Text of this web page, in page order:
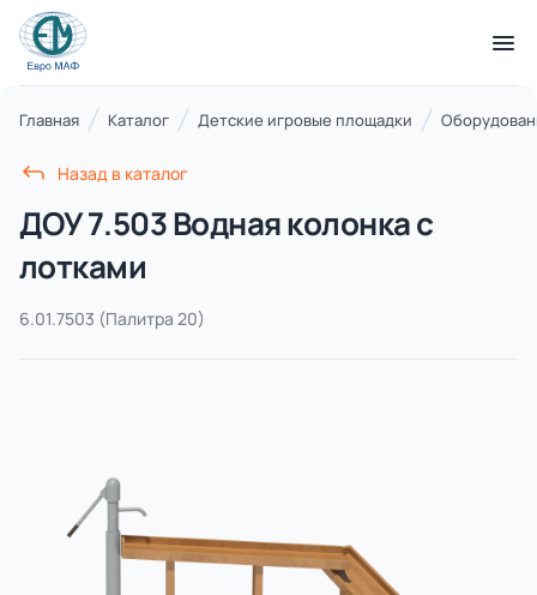
КАТАЛОГ ТОВАРОВ
21 категория
Благоустройство территорий
Комплексы для лазания
3 категории
Главная Каталог Детские игровые площадки
Назад в каталог
ДОУ 7.503 Водная колонка с
лотками
6.01.7503 (Палитра 20)